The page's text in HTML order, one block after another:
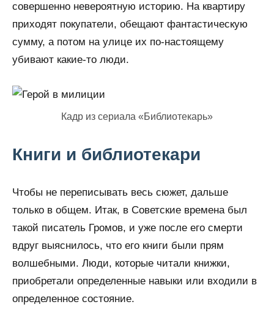
совершенно невероятную историю. На квартиру
приходят покупатели, обещают фантастическую
сумму, а потом на улице их по-настоящему
убивают какие-то люди.
Кадр из сериала «Библиотекарь»
Книги и библиотекари
Чтобы не переписывать весь сюжет, дальше
только в общем. Итак, в Советские времена был
такой писатель Громов, и уже после его смерти
вдруг выяснилось, что его книги были прям
волшебными. Люди, которые читали книжки,
приобретали определенные навыки или входили в
определенное состояние.